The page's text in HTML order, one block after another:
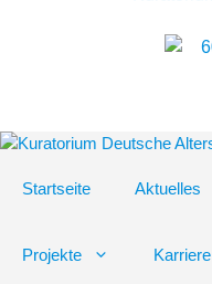
Startseite Aktuelles
Projekte Karriere